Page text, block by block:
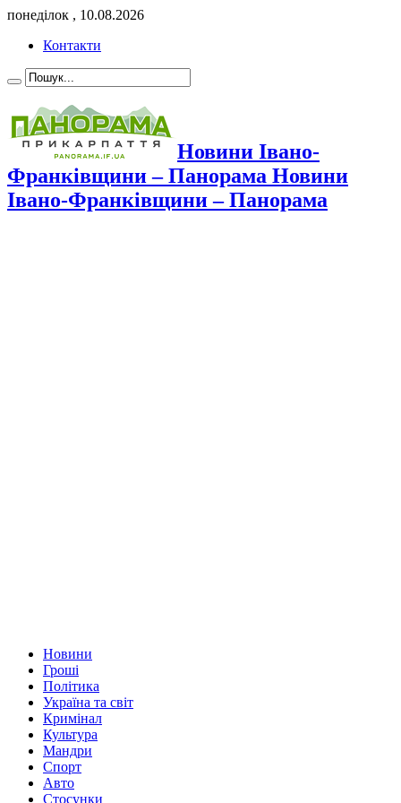
понеділок , 10.08.2026
Контакти
Новини Івано-
Франківщини – Панорама Новини
Івано-Франківщини – Панорама
Новини
Гроші
Політика
Україна та світ
Кримінал
Культура
Мандри
Спорт
Авто
Стосунки